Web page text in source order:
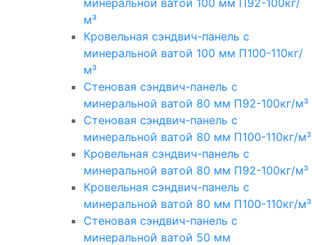
м³
Кровельная сэндвич-панель с
минеральной ватой 100 мм П100-110кг/
м³
Стеновая сэндвич-панель с
минеральной ватой 80 мм П92-100кг/м³
Стеновая сэндвич-панель с
минеральной ватой 80 мм П100-110кг/м³
Кровельная сэндвич-панель с
минеральной ватой 80 мм П92-100кг/м³
Кровельная сэндвич-панель с
минеральной ватой 80 мм П100-110кг/м³
Стеновая сэндвич-панель с
минеральной ватой 50 мм